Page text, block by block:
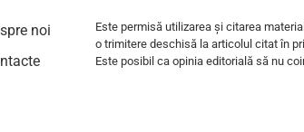
noi
Este permisă utilizarea și citarea
o trimitere deschisă la articolul citat în
Este posibil ca opinia editorială să nu